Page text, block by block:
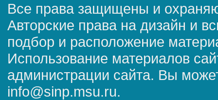
Все права защищены и
Авторские права на дизайн и
подбор и расположение
Использование материалов
администрации сайта. Вы
info@sinp.msu.ru.